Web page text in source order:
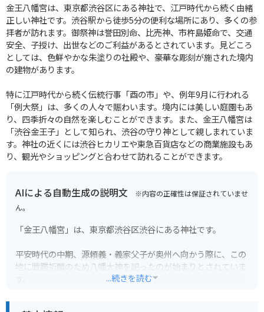
金王八幡宮は、東京都渋谷区にある神社で、江戸時代から続く由緒
正しい神社です。渋谷駅から徒歩5分の便利な場所にあり、多くの参
拝者が訪れます。御祭神は誉田別命、比売神、市杵島姫命で、交通
安全、子授け、出世などのご利益があるとされています。見どころ
としては、色鮮やかな朱塗りの社殿や、豪華な彫刻が施された境内
の建物があります。
特に江戸時代から続く伝統行事「酉の市」や、例年9月に行われる
「例大祭」は、多くの人々で賑わいます。境内には美しい庭園もあ
り、四季折々の自然を楽しむことができます。また、金王八幡宮は
「渋谷金王子」として知られ、渋谷の守り神として親しまれていま
す。神社の近くには渋谷ヒカリエや東急百貨店などの商業施設もあ
り、観光やショッピングと合わせて訪れることができます。
AIによる自動生成の説明文 ※内容の正確性は保証されていませ
ん。
「金王八幡宮」は、東京都渋谷区渋谷にある神社です。
平安時代の中期、源頼義・義家父子が奥州へ向かう際に、この
地に戦勝祈願のため八幡大神を祀ったのが始まりとされていま
...続きを読む